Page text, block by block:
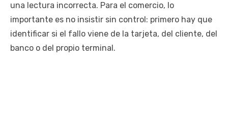
una lectura incorrecta. Para el comercio, lo
importante es no insistir sin control: primero hay que
identificar si el fallo viene de la tarjeta, del cliente, del
banco o del propio terminal.